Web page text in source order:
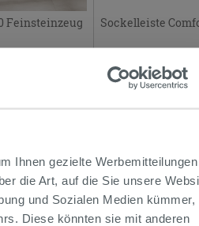
Ihnen gezielte
die Art, auf die Sie unsere
und Sozialen Medien kümmer,
Diese könnten sie mit anderen
Feinsteinzeug
Sockelleiste
5,99 € /STK.